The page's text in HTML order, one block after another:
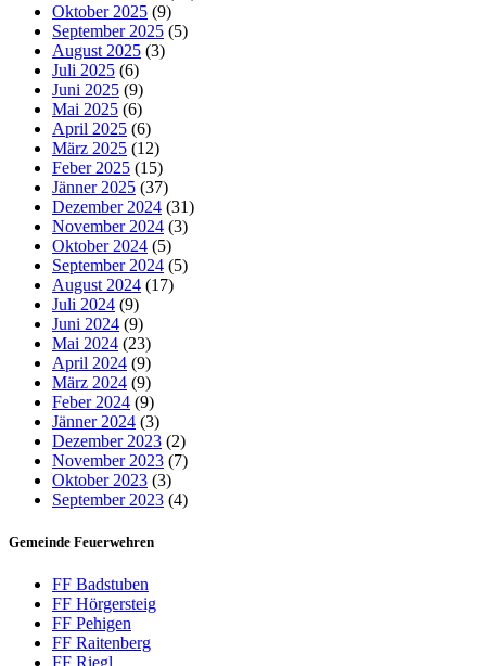
Oktober 2025 (9)
September 2025 (5)
August 2025 (3)
Juli 2025 (6)
Juni 2025 (9)
Mai 2025 (6)
April 2025 (6)
März 2025 (12)
Feber 2025 (15)
Jänner 2025 (37)
Dezember 2024 (31)
November 2024 (3)
Oktober 2024 (5)
September 2024 (5)
August 2024 (17)
Juli 2024 (9)
Juni 2024 (9)
Mai 2024 (23)
April 2024 (9)
März 2024 (9)
Feber 2024 (9)
Jänner 2024 (3)
Dezember 2023 (2)
November 2023 (7)
Oktober 2023 (3)
September 2023 (4)
Gemeinde Feuerwehren
FF Badstuben
FF Hörgersteig
FF Pehigen
FF Raitenberg
FF Riegl